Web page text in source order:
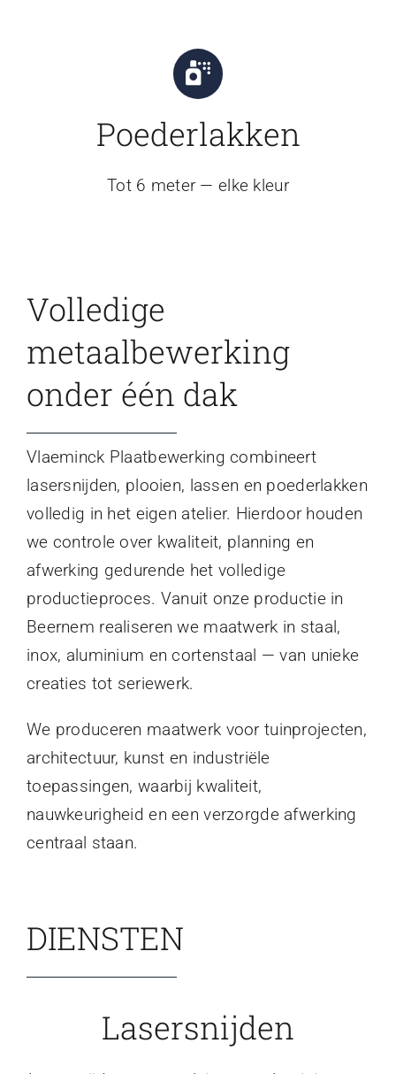
Poederlakken
Tot 6 meter — elke kleur
Volledige
metaalbewerking
onder één dak
Vlaeminck Plaatbewerking combineert
lasersnijden, plooien, lassen en poederlakken
volledig in het eigen atelier. Hierdoor houden
we controle over kwaliteit, planning en
afwerking gedurende het volledige
productieproces. Vanuit onze productie in
Beernem realiseren we maatwerk in staal,
inox, aluminium en cortenstaal — van unieke
creaties tot seriewerk.
We produceren maatwerk voor tuinprojecten,
architectuur, kunst en industriële
toepassingen, waarbij kwaliteit,
nauwkeurigheid en een verzorgde afwerking
centraal staan.
DIENSTEN
Lasersnijden